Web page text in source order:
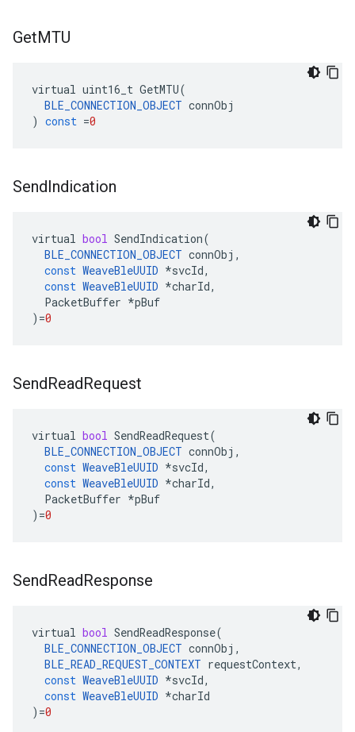
GetMTU
virtual uint16_t GetMTU(
BLE_CONNECTION_OBJECT connObj
) const =0
SendIndication
virtual bool SendIndication(
BLE_CONNECTION_OBJECT connObj ,
const WeaveBleUUID *svcId,
const WeaveBleUUID *charId,
PacketBuffer *pBuf
) =0
SendReadRequest
virtual bool SendReadRequest(
BLE_CONNECTION_OBJECT connObj ,
const WeaveBleUUID *svcId,
const WeaveBleUUID *charId,
PacketBuffer *pBuf
) =0
SendReadResponse
virtual bool SendReadResponse(
BLE_CONNECTION_OBJECT connObj ,
BLE_READ_REQUEST_CONTEXT requestContext,
const WeaveBleUUID *svcId,
const WeaveBleUUID *charId
) =0